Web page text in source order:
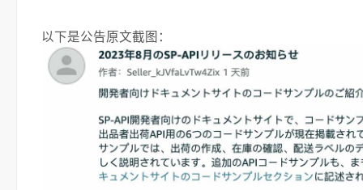
以下是公告原文截图：